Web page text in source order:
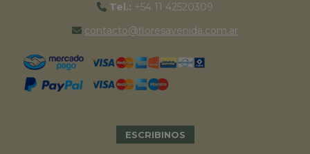
Tel.: +54 11 42520309
contacto@floresavenida.com.ar
ESCRIBINOS